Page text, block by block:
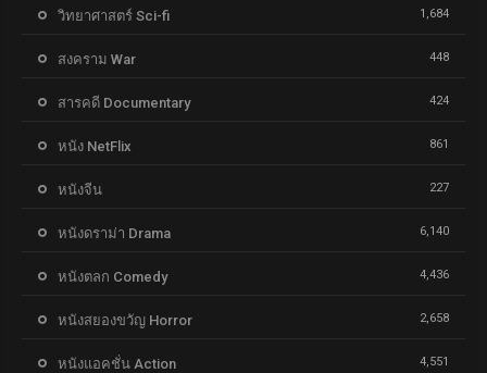
วิทยาศาสตร์ Sci-fi 1,684
สงคราม War 448
สารคดี Documentary 424
หนัง NetFlix 861
หนังจีน 227
หนังดราม่า Drama 6,140
หนังตลก Comedy 4,436
หนังสยองขวัญ Horror 2,658
หนังแอคชั่น Action 4,551